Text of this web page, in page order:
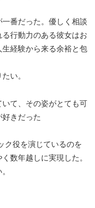
番だった。優しく相談
行動力のある彼女はお
経験から来る余裕と包
い。
て、その姿がとても可
きだった
ク役を演じているのを
数年越しに実現した。